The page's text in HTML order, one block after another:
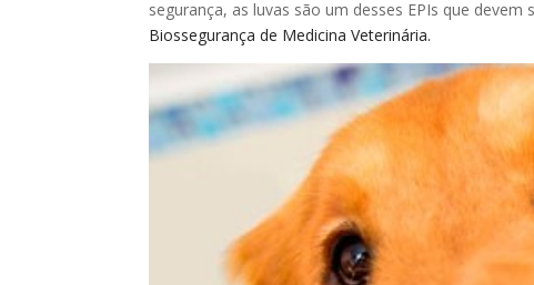
segurança, as luvas são um desses EPIs que
Biossegurança de Medicina Veterinária.